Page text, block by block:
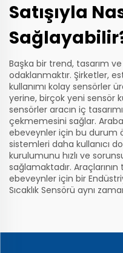
Satışıyla
Başka bir trend, tasarım
odaklanmaktır. Şirketler,
kullanımı kolay sensörler
yerine, birçok yeni sensör
sensörler aracın iç
çekmemesini sağlar.
ebeveynler için bu durum
sistemleri daha kullanıcı
kurulumunu hızlı ve
sağlamaktadır.
ebeveynler için bir
Sıcaklık Sensörü aynı